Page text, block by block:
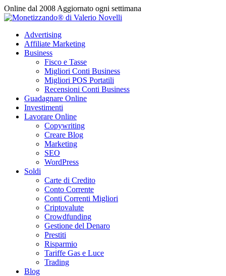
Vai
al
Online dal 2008 Aggiornato ogni settimana
Advertising
Affiliate Marketing
Business
Fisco e Tasse
Migliori Conti Business
Migliori POS Portatili
Recensioni Conti Business
Guadagnare Online
Investimenti
Lavorare Online
Copywriting
Creare Blog
Marketing
SEO
WordPress
Soldi
Carte di Credito
Conto Corrente
Conti Correnti Migliori
Criptovalute
Crowdfunding
Gestione del Denaro
Prestiti
Risparmio
Tariffe Gas e Luce
Trading
Blog